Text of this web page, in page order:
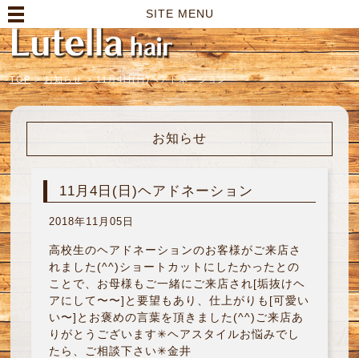
SITE MENU
TOP > お知らせ > 11月4日(日)ヘアドネーション
お知らせ
11月4日(日)ヘアドネーション
2018年11月05日
高校生のヘアドネーションのお客様がご来店さ
れました(^^)ショートカットにしたかったとの
ことで、お母様もご一緒にご来店され[垢抜けヘ
アにして〜〜]と要望もあり、仕上がりも[可愛い
い〜]とお褒めの言葉を頂きました(^^)ご来店あ
りがとうございます✳︎ヘアスタイルお悩みでし
たら、ご相談下さい✳︎金井